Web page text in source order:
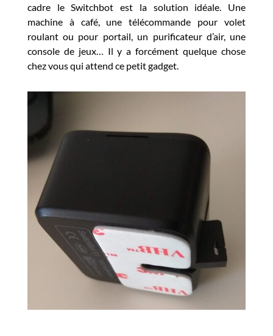
cadre le Switchbot est la solution idéale. Une
machine à café, une télécommande pour volet
roulant ou pour portail, un purificateur d’air, une
console de jeux… Il y a forcément quelque chose
chez vous qui attend ce petit gadget.